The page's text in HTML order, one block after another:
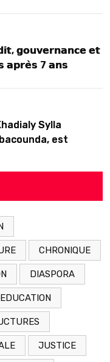
𝗴𝗼𝘂𝘃𝗲𝗿𝗻𝗮𝗻𝗰𝗲 𝗲𝘁
𝗮𝗽𝗿𝗲̀𝘀 7 𝗮𝗻𝘀
Sylla
est
CHRONIQUE
DIASPORA
EDUCATION
JUSTICE